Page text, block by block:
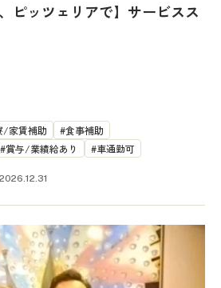
ピッツェリアで】サービスス
/家賃補助
食事補助
賞与/業績給あり 車通勤可